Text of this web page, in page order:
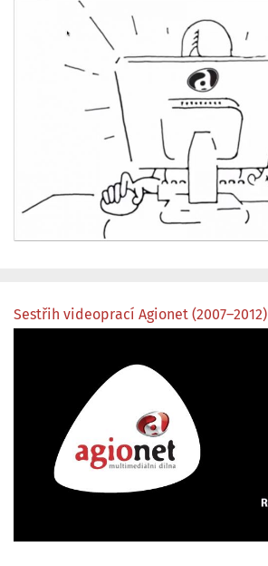
Sestřih videoprací Agionet (2007–2012)